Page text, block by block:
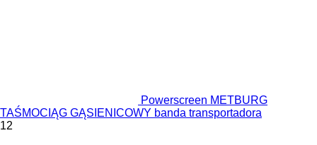
Powerscreen METBURG
TAŚMOCIĄG GĄSIENICOWY banda transportadora
12